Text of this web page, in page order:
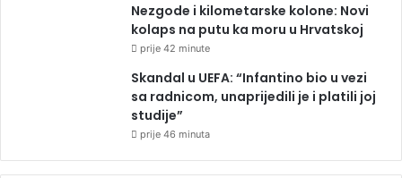
Nezgode i kilometarske kolone: Novi
kolaps na putu ka moru u Hrvatskoj
prije 42 minute
Skandal u UEFA: “Infantino bio u vezi
sa radnicom, unaprijedili je i platili joj
studije”
prije 46 minuta